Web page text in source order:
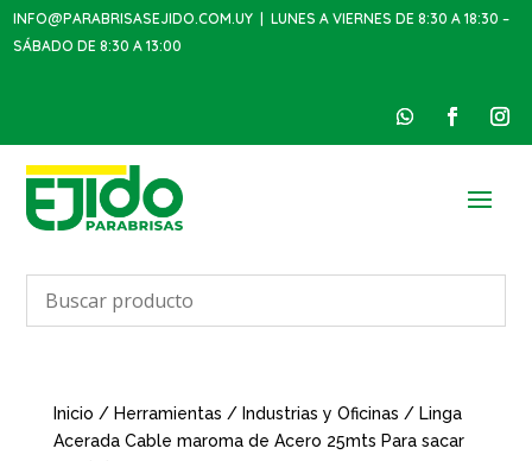
INFO@PARABRISASEJIDO.COM.UY | LUNES A VIERNES DE 8:30 A 18:30 –
SÁBADO DE 8:30 A 13:00
Inicio / Herramientas / Industrias y Oficinas / Linga
Acerada Cable maroma de Acero 25mts Para sacar